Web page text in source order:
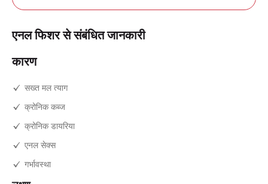
एनल फिशर से संबंधित जानकारी
कारण
सख्त मल त्याग
क्रोनिक कब्ज
क्रोनिक डायरिया
एनल सेक्स
गर्भावस्था